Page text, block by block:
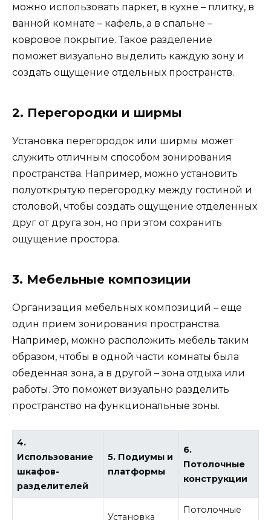
можно использовать паркет, в кухне – плитку, в
ванной комнате – кафель, а в спальне –
ковровое покрытие. Такое разделение
поможет визуально выделить каждую зону и
создать ощущение отдельных пространств.
2. Перегородки и ширмы
Установка перегородок или ширмы может
служить отличным способом зонирования
пространства. Например, можно установить
полуоткрытую перегородку между гостиной и
столовой, чтобы создать ощущение отделенных
друг от друга зон, но при этом сохранить
ощущение простора.
3. Мебельные композиции
Организация мебельных композиций – еще
один прием зонирования пространства.
Например, можно расположить мебель таким
образом, чтобы в одной части комнаты была
обеденная зона, а в другой – зона отдыха или
работы. Это поможет визуально разделить
пространство на функциональные зоны.
4.
Использование
шкафов-
разделителей
5. Подиумы и
платформы
6.
Потолочные
конструкции
Установка
Потолочные